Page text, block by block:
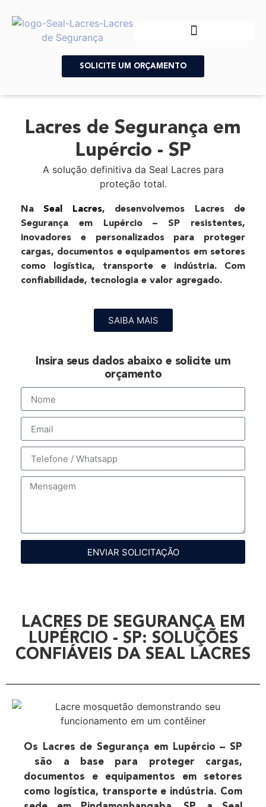
SOLICITE UM ORÇAMENTO
Lacres de Segurança em
Lupércio - SP
A solução definitiva da Seal Lacres para
proteção total.
NaSeal Lacres, desenvolvemos Lacres de
Segurança em Lupércio – SP resistentes,
inovadores e personalizados para proteger
cargas, documentos e equipamentos em setores
como logística, transporte e indústria. Com
confiabilidade, tecnologia e valor agregado.
SAIBA MAIS
Insira seus dados abaixo e solicite um
orçamento
ENVIAR SOLICITAÇÃO
LACRES DE SEGURANÇA EM
LUPÉRCIO - SP: SOLUÇÕES
CONFIÁVEIS DA SEAL LACRES
Os Lacres de Segurança em Lupércio – SP
são a base para proteger cargas,
documentos e equipamentos em setores
como logística, transporte e indústria. Com